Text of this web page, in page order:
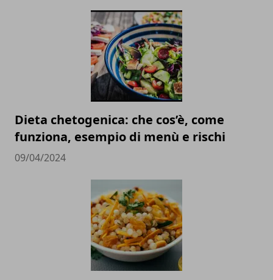
Dieta chetogenica: che cos’è, come
funziona, esempio di menù e rischi
09/04/2024